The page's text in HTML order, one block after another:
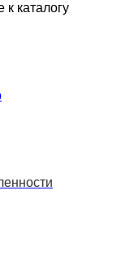
к каталогу